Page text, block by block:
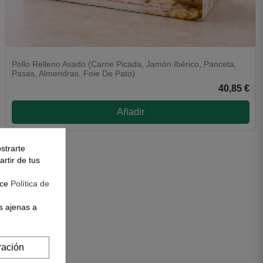
Pollo Relleno Asado (Carne Picada, Jamón Ibérico, Panceta,
Pasas, Almendras, Foie De Pato)
40,85 €
Añadir
de tus
Política de
ajenas a